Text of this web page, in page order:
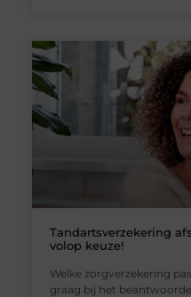
Tandartsverzekering
volop keuze!
Welke zorgverzekering
graag bij het